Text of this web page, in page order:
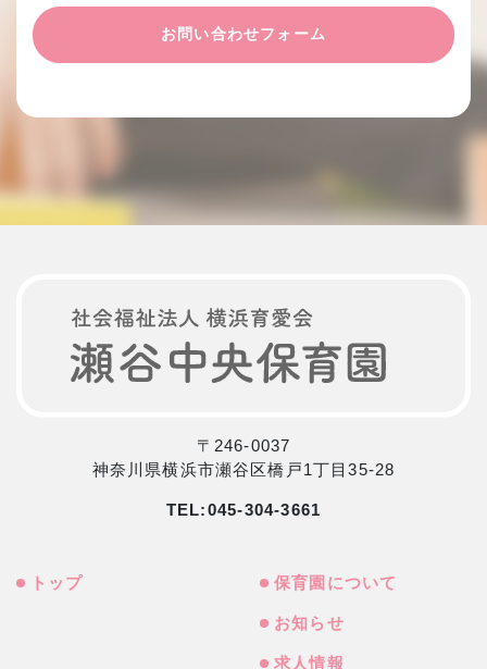
お問い合わせフォーム
〒246-0037
神奈川県横浜市瀬谷区橋戸1丁目35-28
TEL:045-304-3661
トップ 保育園について
お知らせ
求人情報